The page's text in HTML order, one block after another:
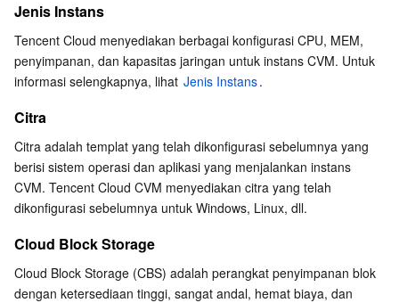
Cloud File Storage
Cloud Block Storage
Data Accelerator Goose FileSystem
Cloud Log Service
Cloud Infinite
Database Relasional
TencentDB for MySQL
TencentDB for PostgreSQL
TencentDB for SQL Server
TDSQL basis data relasional
TDSQL for MySQL
TDSQL Boundless
Tencent Cloud Distributed Cache (Redis OSS-Compatible)
TencentDB for MongoDB
TencentDB for TcaplusDB
TencentDB for Tendis
Layanan SaaS Basis Data
Data Transfer Service
Database Expert Service
TencentDB for DBbrain
Jaringan
Virtual Private Cloud
Cloud Load Balancer
Keamanan Data
Data Security Governance Center
Business Security
Jenis Instans
Tencent Cloud menyediakan berbagai konfigurasi CPU, MEM,
penyimpanan, dan kapasitas jaringan untuk instans CVM. Untuk
informasi selengkapnya, lihat Jenis Instans.
Citra
Citra adalah templat yang telah dikonfigurasi sebelumnya yang
berisi sistem operasi dan aplikasi yang menjalankan instans
CVM. Tencent Cloud CVM menyediakan citra yang telah
dikonfigurasi sebelumnya untuk Windows, Linux, dll.
Cloud Block Storage
Cloud Block Storage (CBS) adalah perangkat penyimpanan blok
dengan ketersediaan tinggi, sangat andal, hemat biaya, dan